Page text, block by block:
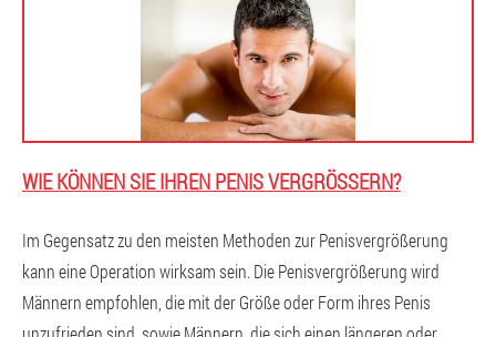
WIE KÖNNEN SIE IHREN PENIS VERGRÖSSERN?
Im Gegensatz zu den meisten Methoden zur Penisvergrößerung
kann eine Operation wirksam sein. Die Penisvergrößerung wird
Männern empfohlen, die mit der Größe oder Form ihres Penis